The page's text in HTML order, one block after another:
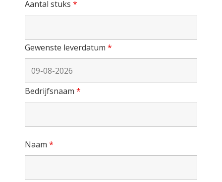
Aantal stuks *
Gewenste leverdatum *
Bedrijfsnaam *
Naam *